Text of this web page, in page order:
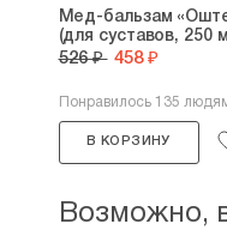
Мед-бальзам
(для суставов, 250
526 ₽ 458 ₽
Понравилось 135
В КОРЗИНУ
Возможно,